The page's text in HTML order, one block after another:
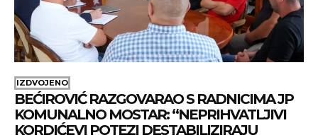
IZDVOJENO
BEĆIROVIĆ RAZGOVARAO S RADNICIMA JP
KOMUNALNO MOSTAR: “NEPRIHVATLJIVI
KORDIĆEVI POTEZI DESTABILIZIRAJU